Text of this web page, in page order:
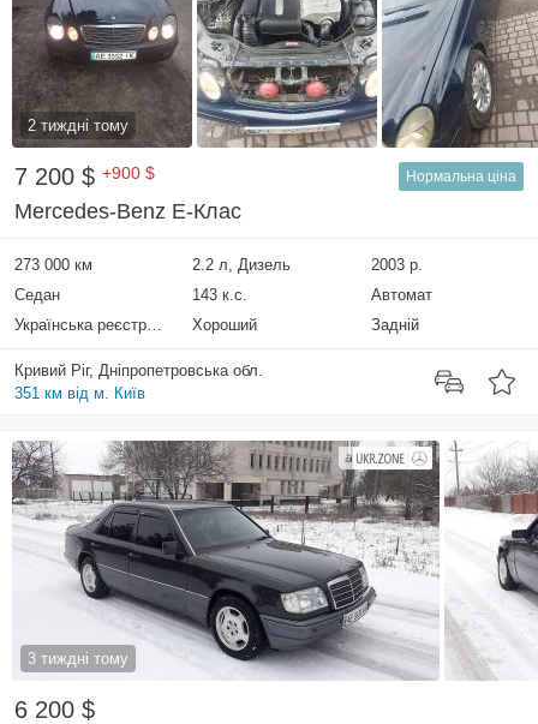
2 тиждні тому
7 200 $ +900 $ Нормальна ціна
Mercedes-Benz E-Клас
273 000 км 2.2 л, Дизель
2003 р.
Седан
143 к.с.
Автомат
Українська реєстрація
Хороший Задній
Кривий Ріг, Дніпропетровська обл.
351 км від м. Київ
3 тиждні тому
6 200 $